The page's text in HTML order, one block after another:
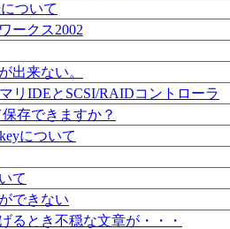
ついて
ークス2002
出来ない。
リIDEとSCSI/RAIDコントローラ
存できますか？
について
て
できない
るとき不穏な文章が・・・